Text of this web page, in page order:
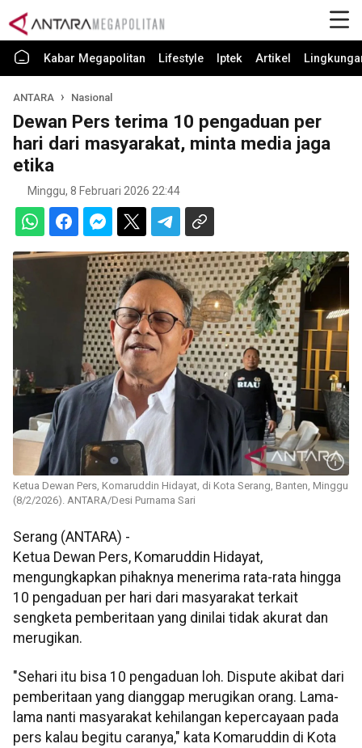
Kabar Megapolitan Lifestyle Iptek Artikel
ANTARA Nasional
Dewan Pers terima 10 pengaduan per
hari dari masyarakat, minta media jaga
etika
Minggu, 8 Februari 2026 22:44
Ketua Dewan Pers, Komaruddin Hidayat, di Kota Serang, Banten, Minggu
(8/2/2026). ANTARA/Desi Purnama Sari
Serang (ANTARA) -
Ketua Dewan Pers, Komaruddin Hidayat,
mengungkapkan pihaknya menerima rata-rata hingga
10 pengaduan per hari dari masyarakat terkait
sengketa pemberitaan yang dinilai tidak akurat dan
merugikan.
"Sehari itu bisa 10 pengaduan loh. Dispute akibat dari
pemberitaan yang dianggap merugikan orang. Lama-
lama nanti masyarakat kehilangan kepercayaan pada
pers kalau begitu caranya," kata Komaruddin di Kota